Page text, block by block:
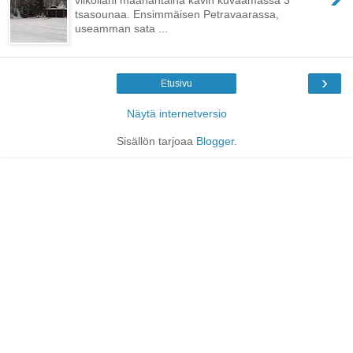
tsasounaa. Ensimmäisen Petravaarassa,
useamman sata ...
›
Etusivu
Näytä internetversio
Sisällön tarjoaa Blogger.